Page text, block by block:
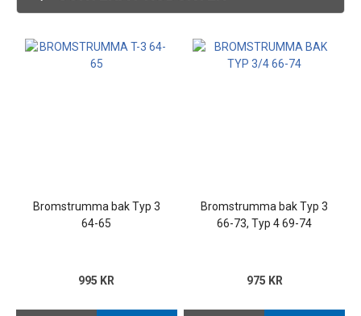
Bromstrumma bak Typ 3
64-65
995 KR
Bromstrumma bak Typ 3
66-73, Typ 4 69-74
975 KR